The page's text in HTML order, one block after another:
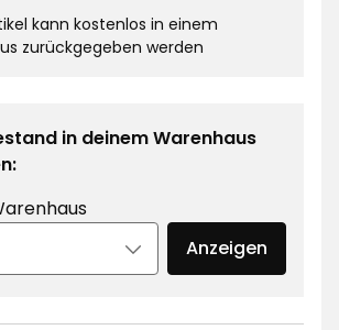
kann kostenlos in einem
zurückgegeben werden
in deinem Warenhaus
Anzeigen